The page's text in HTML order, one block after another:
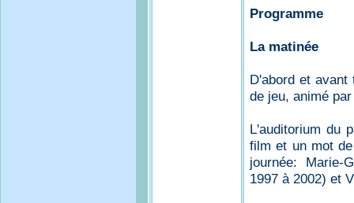
Programme
La matinée
D'abord et avant
de jeu, animé
L'auditorium du
film et un mot
journée: Marie-
1997 à 2002) et